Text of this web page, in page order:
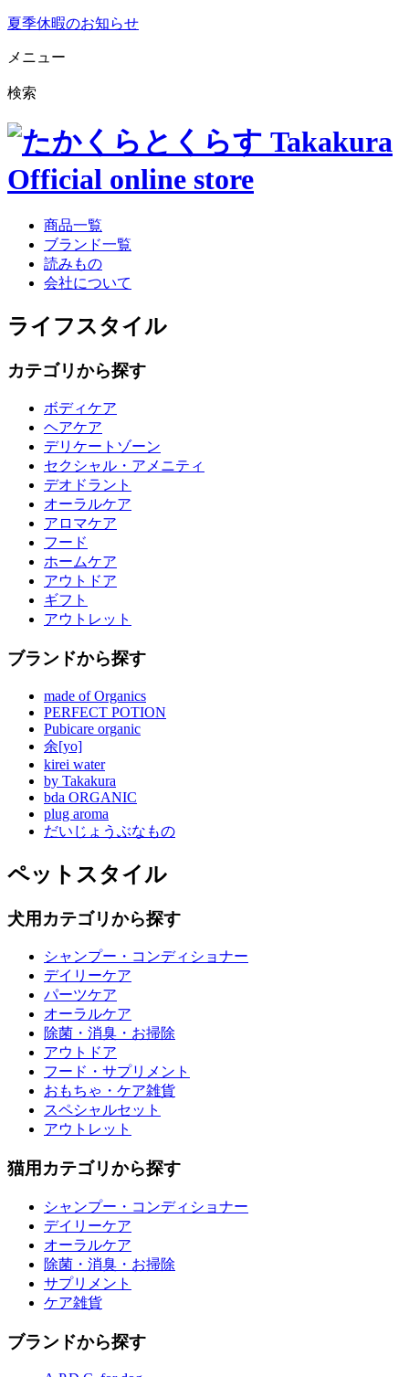
夏季休暇のお知らせ
メニュー
検索
商品一覧
ブランド一覧
読みもの
会社について
ライフスタイル
カテゴリから探す
ボディケア
ヘアケア
デリケートゾーン
セクシャル・アメニティ
デオドラント
オーラルケア
アロマケア
フード
ホームケア
アウトドア
ギフト
アウトレット
ブランドから探す
made of Organics
PERFECT POTION
Pubicare organic
余[yo]
kirei water
by Takakura
bda ORGANIC
plug aroma
だいじょうぶなもの
ペットスタイル
犬用カテゴリから探す
シャンプー・コンディショナー
デイリーケア
パーツケア
オーラルケア
除菌・消臭・お掃除
アウトドア
フード・サプリメント
おもちゃ・ケア雑貨
スペシャルセット
アウトレット
猫用カテゴリから探す
シャンプー・コンディショナー
デイリーケア
オーラルケア
除菌・消臭・お掃除
サプリメント
ケア雑貨
ブランドから探す